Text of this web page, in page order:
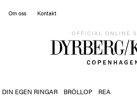
Om oss Kontakt
DIN EGEN RINGAR BRÖLLOP REA